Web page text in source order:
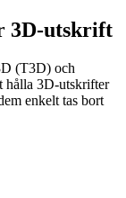
3D-utskrift
(T3D) och
hålla 3D-utskrifter
enkelt tas bort